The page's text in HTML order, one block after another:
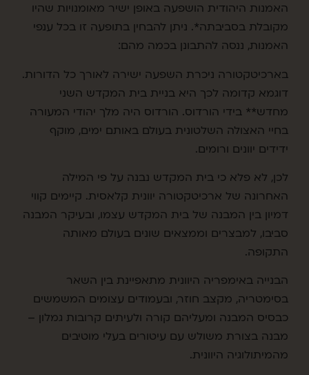
האמנות היהודית הושפעה באופן ישיר מאומנויות שהיו
מקובלת בסביבתה*. ניתן להבחין בתופעה זו בכל ענפי
האמנות, ננסה להתבונן בכמה מהם:
בארכיטקטורה ניכרת השפעה ישירה לאורך כל הדורות.
דוגמא קדומה לכך היא בניית בית המקדש השני
מחדש** בידי הורדוס. הורדוס היה מלך יהודי המעורה
בחיי האצולה השלטונית בעולם באותם ימים, מוקף
ידידים יוונים ורומים.
לכן, לא פלא כי בית המקדש נבנה על פי המילה
האחרונה של ארכיטקטורה יוונית קלאסית. קיימים קווי
דמיון בין המבנה של בית המקדש עצמו, ובעיקר המבנה
סביבו, למבצרים וממצאים שונים בעולם מאותה
התקופה.
הבנייה באימפריה היוונית מתאפיינת בין השאר
בסימטריה, מקצב חוזר, ובעמודים עצומים המשמשים
כבסיס המבנה ומעליהם קורה ולעיתים קרובות גמלון –
מבנה בצורת משולש עם עיטורים בעלי מוטיבים
מהמיתולוגיה היוונית.